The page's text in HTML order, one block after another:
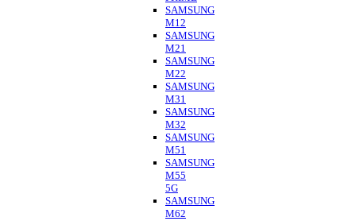
SAMSUNG
M12
SAMSUNG
M21
SAMSUNG
M22
SAMSUNG
M31
SAMSUNG
M32
SAMSUNG
M51
SAMSUNG
M55
5G
SAMSUNG
M62